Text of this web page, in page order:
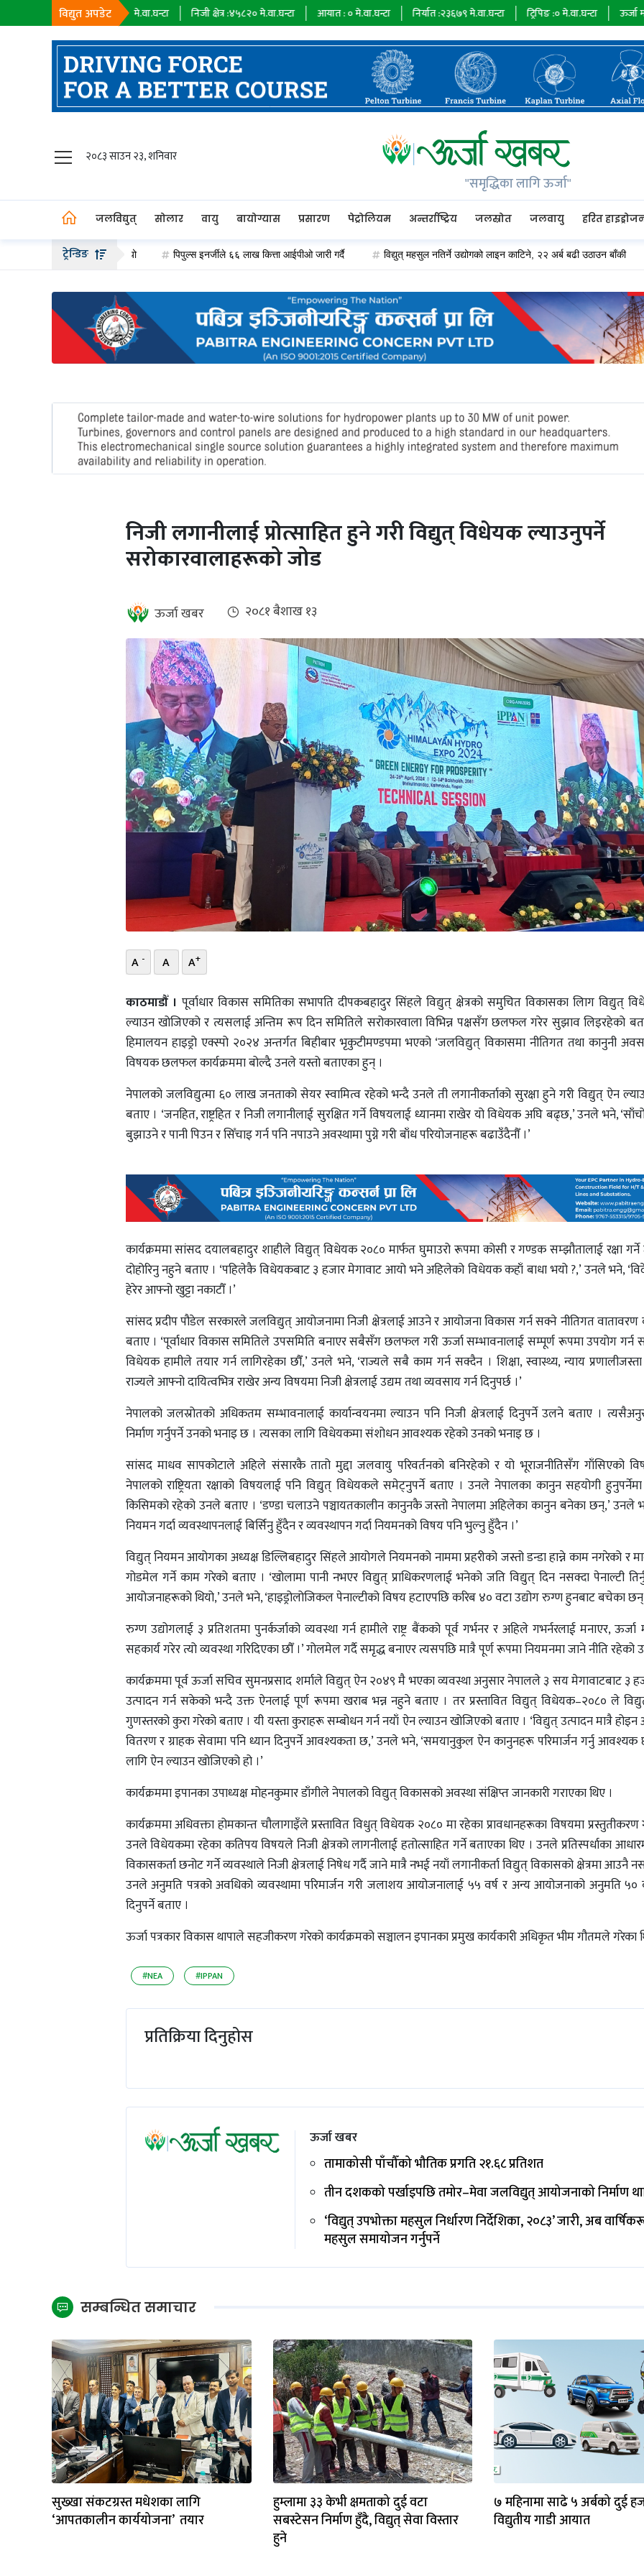
विद्युत अपडेट
१८३९८मे.वा.घन्टा निजी क्षेत्र : ४५८२०मे.वा.घन्टा आयात :०मे.वा.घन्टा निर्यात :२३६७९ मे.वा.घन्टा ट्रिपिङ :०मे.वा.घन्टा ऊर्जा माग : ७३४८५
२०८३ साउन २३, शनिवार
"समृद्धिका लागि ऊर्जा"
जलविद्युत् सोलार वायु बायोग्यास प्रसारण पेट्रोलियम अन्तर्राष्ट्रिय जलस्रोत जलवायु हरित
वायु
बायोग्यास
पेट्रोलियम
अन्तर्राष्ट्रिय
जलवायु
ट्रेन्डिङ
३ र डिजेलमा ५ रुपैयाँ बढ्यो पिपुल्स इनर्जीले ६६ लाख कित्ता आईपीओ जारी गर्दै विद्युत् महसुल नतिर्ने उद्योगको लाइन काटिने, २२ अर्ब बढी उठाउन बाँकी
निजी लगानीलाई प्रोत्साहित हुने गरी विद्युत् विधेयक ल्याउनुपर्ने
सरोकारवालाहरूको जोड
ऊर्जा खबर २०८१ ब‌ैशाख १३
A - A A+
काठमाडौँ । पूर्वाधार विकास समितिका सभापति दीपकबहादुर सिंहले विद्युत् क्षेत्रको समुचित विकासका लािग विद्युत्
ल्याउन खोजिएको र त्यसलाई अन्तिम रूप दिन समितिले सरोकारवाला विभिन्न पक्षसँग छलफल गरेर सुझाव लिइरहेको
हिमालयन हाइड्रो एक्स्पो २०२४ अन्तर्गत बिहीबार भृकुटीमण्डपमा भएको ‘जलविद्युत् विकासमा नीतिगत तथा कानुनी
विषयक छलफल कार्यक्रममा बोल्दै उनले यस्तो बताएका हुन् ।
नेपालको जलविद्युत्मा ६० लाख जनताको सेयर स्वामित्व रहेको भन्दै उनले ती लगानीकर्ताको सुरक्षा हुने गरी विद्युत् ऐन
बताए । ‘जनहित, राष्ट्रहित र निजी लगानीलाई सुरक्षित गर्ने विषयलाई ध्यानमा राखेर यो विधेयक अघि बढ्छ,’ उनले भने,
बुझाउने र पानी पिउन र सिँचाइ गर्न पनि नपाउने अवस्थामा पुग्ने गरी बाँध परियोजनाहरू बढाउँदैनौँ ।’
कार्यक्रममा सांसद दयालबहादुर शाहीले विद्युत् विधेयक २०८० मार्फत घुमाउरो रूपमा कोसी र गण्डक सम्झौतालाई रक्षा
दोहोरिनु नहुने बताए । ‘पहिलेकै विधेयकबाट ३ हजार मेगावाट आयो भने अहिलेको विधेयक कहाँ बाधा भयो ?,’ उनले भने,
हेरेर आफ्नो खुट्टा नकाटौँ ।’
सांसद प्रदीप पौडेल सरकारले जलविद्युत् आयोजनामा निजी क्षेत्रलाई आउने र आयोजना विकास गर्न सक्ने नीतिगत वातावरण
बताए । ‘पूर्वाधार विकास समितिले उपसमिति बनाएर सबैसँग छलफल गरी ऊर्जा सम्भावनालाई सम्पूर्ण रूपमा उपयोग गर्न
विधेयक हामीले तयार गर्न लागिरहेका छौँ,’ उनले भने, ‘राज्यले सबै काम गर्न सक्दैन । शिक्षा, स्वास्थ्य, न्याय
राज्यले आफ्नो दायित्वभित्र राखेर अन्य विषयमा निजी क्षेत्रलाई उद्यम तथा व्यवसाय गर्न दिनुपर्छ ।’
नेपालको जलस्रोतको अधिकतम सम्भावनालाई कार्यान्वयनमा ल्याउन पनि निजी क्षेत्रलाई दिनुपर्ने उलने बताए ।
निर्माण गर्नुपर्ने उनको भनाइ छ । त्यसका लागि विधेयकमा संशोधन आवश्यक रहेको उनको भनाइ छ ।
सांसद माधव सापकोटाले अहिले संसारकै तातो मुद्दा जलवायु परिवर्तनको बनिरहेको र यो भूराजनीतिसँग गाँसिएको
नेपालको राष्ट्रियता रक्षाको विषयलाई पनि विद्युत् विधेयकले समेट्नुपर्ने बताए । उनले नेपालका कानुन सहयोगी
किसिमको रहेको उनले बताए । ‘डण्डा चलाउने पञ्चायतकालीन कानुनकै जस्तो नेपालमा अहिलेका कानुन बनेका छन्,’ उनले
नियमन गर्दा व्यवस्थापनलाई बिर्सिनु हुँदैन र व्यवस्थापन गर्दा नियमनको विषय पनि भुल्नु हुँदैन ।’
विद्युत् नियमन आयोगका अध्यक्ष डिल्लिबहादुर सिंहले आयोगले नियमनको नाममा प्रहरीको जस्तो डन्डा हान्ने काम नगरेको र
गोडमेल गर्ने काम गरेको बताए । ‘खोलामा पानी नभएर विद्युत् प्राधिकरणलाई भनेको जति विद्युत् दिन नसक्दा पेनाल्टी
आयोजनाहरूको थियो,’ उनले भने, ‘हाइड्रोलोजिकल पेनाल्टीको विषय हटाएपछि करिब ४० वटा उद्योग रुग्ण हुनबाट बचेका छन्
रुग्ण उद्योगलाई ३ प्रतिशतमा पुनर्कर्जाको व्यवस्था गर्न हामीले राष्ट्र बैंकको पूर्व गर्भनर र अहिले गभर्नरलाई मनाएर, ऊर्जा
सहकार्य गरेर त्यो व्यवस्था गरिदिएका छौँ ।’ गोलमेल गर्दै समृद्ध बनाएर त्यसपछि मात्रै पूर्ण रूपमा नियमनमा जाने नीति रहेको
कार्यक्रममा पूर्व ऊर्जा सचिव सुमनप्रसाद शर्माले विद्युत् ऐन २०४९ मै भएका व्यवस्था अनुसार नेपालले ३ सय मेगावाटबाट ३
उत्पादन गर्न सकेको भन्दै उक्त ऐनलाई पूर्ण रूपमा खराब भन्न नहुने बताए । तर प्रस्तावित विद्युत् विधेयक–२०८० ले
गुणस्तरको कुरा गरेको बताए । यी यस्ता कुराहरू सम्बोधन गर्न नयाँ ऐन ल्याउन खोजिएको बताए । ‘विद्युत् उत्पादन मात्रै होइन
वितरण र ग्राहक सेवामा पनि ध्यान दिनुपर्ने आवश्यकता छ,’ उनले भने, ‘समयानुकुल ऐन कानुनहरू परिमार्जन गर्नु
लागि ऐन ल्याउन खोजिएको हो ।’
कार्यक्रममा इपानका उपाध्यक्ष मोहनकुमार डाँगीले नेपालको विद्युत् विकासको अवस्था संक्षिप्त जानकारी गराएका थिए ।
कार्यक्रममा अधिवक्ता होमकान्त चौलागाइँले प्रस्तावित विधुत् विधेयक २०८० मा रहेका प्रावधानहरूका विषयमा प्रस्तुतीकरण
उनले विधेयकमा रहेका कतिपय विषयले निजी क्षेत्रको लागनीलाई हतोत्साहित गर्ने बताएका थिए । उनले प्रतिस्पर्धाका
विकासकर्ता छनोट गर्ने व्यवस्थाले निजी क्षेत्रलाई निषेध गर्दै जाने मात्रै नभई नयाँ लगानीकर्ता विद्युत् विकासको क्षेत्रमा आउनै
उनले अनुमति पत्रको अवधिको व्यवस्थामा परिमार्जन गरी जलाशय आयोजनालाई ५५ वर्ष र अन्य आयोजनाको अनुमति ५०
दिनुपर्ने बताए ।
ऊर्जा पत्रकार विकास थापाले सहजीकरण गरेको कार्यक्रमको सञ्चालन इपानका प्रमुख कार्यकारी अधिकृत भीम गौतमले गरेका
#NEA #IPPAN
प्रतिक्रिया दिनुहोस
ऊर्जा खबर
तामाकोसी पाँचौँको भौतिक प्रगति २१.६८ प्रतिशत
तीन दशकको पर्खाइपछि तमोर–मेवा जलविद्युत् आयोजनाको निर्माण
‘विद्युत् उपभोक्ता महसुल निर्धारण निर्देशिका, २०८३’ जारी, अब
महसुल समायोजन गर्नुपर्ने
सम्बन्धित समाचार
सुख्खा संकटग्रस्त मधेशका लागि
‘आपतकालीन कार्ययोजना’ तयार
हुम्लामा ३३ केभी क्षमताको दुई वटा
सबस्टेसन निर्माण हुँदै, विद्युत् सेवा विस्तार
हुने
७ महिनामा साढे ५ अर्बको दुई
विद्युतीय गाडी आयात